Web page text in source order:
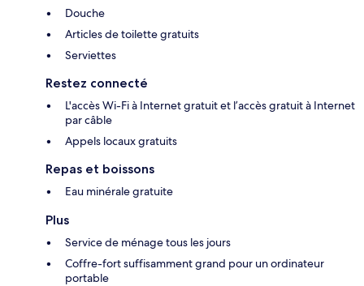
Douche
Articles de toilette gratuits
Serviettes
Restez connecté
L'accès Wi-Fi à Internet gratuit et l’accès gratuit à Internet
par câble
Appels locaux gratuits
Repas et boissons
Eau minérale gratuite
Plus
Service de ménage tous les jours
Coffre-fort suffisamment grand pour un ordinateur
portable